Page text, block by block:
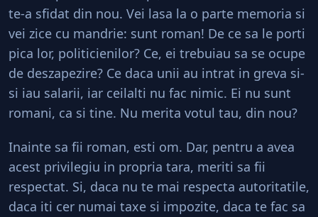
te-a sfidat din nou. Vei lasa la o parte memoria si
vei zice cu mandrie: sunt roman! De ce sa le porti
pica lor, politicienilor? Ce, ei trebuiau sa se ocupe
de deszapezire? Ce daca unii au intrat in greva si-
si iau salarii, iar ceilalti nu fac nimic. Ei nu sunt
romani, ca si tine. Nu merita votul tau, din nou?
Inainte sa fii roman, esti om. Dar, pentru a avea
acest privilegiu in propria tara, meriti sa fii
respectat. Si, daca nu te mai respecta autoritatile,
daca iti cer numai taxe si impozite, daca te fac sa